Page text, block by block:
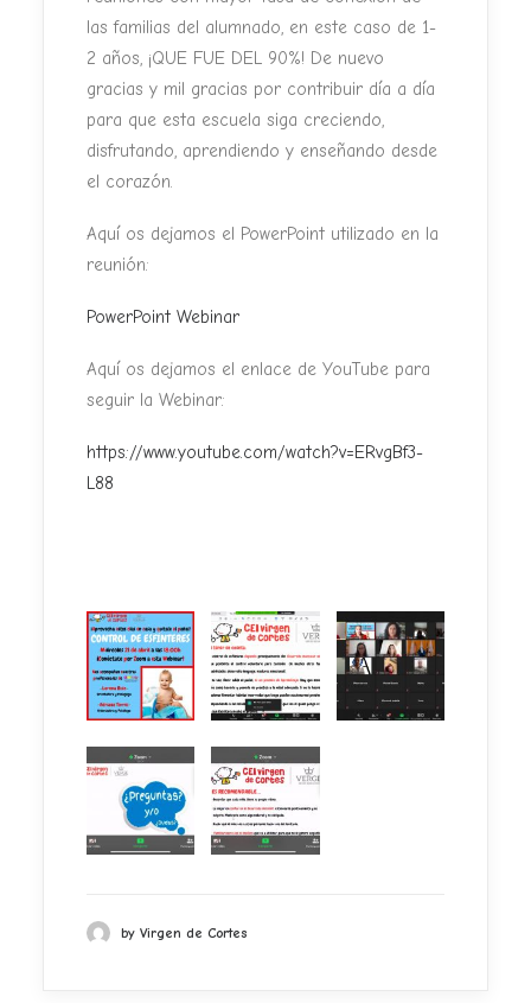
las familias del alumnado, en este caso de 1-
2 años, ¡QUE FUE DEL 90%! De nuevo
gracias y mil gracias por contribuir día a día
para que esta escuela siga creciendo,
disfrutando, aprendiendo y enseñando desde
el corazón.
Aquí os dejamos el PowerPoint utilizado en la
reunión:
PowerPoint Webinar
Aquí os dejamos el enlace de YouTube para
seguir la Webinar:
https://www.youtube.com/watch?v=ERvgBf3-
L88
by Virgen de Cortes